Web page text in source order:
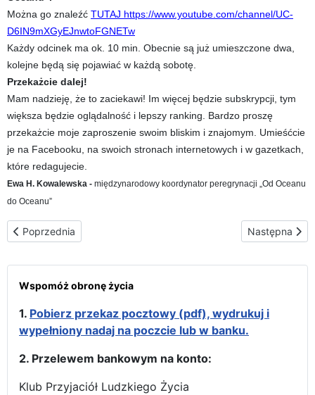
Można go znaleźć TUTAJ https://www.youtube.com/channel/UC-
D6IN9mXGyEJnwtoFGNETw
Każdy odcinek ma ok. 10 min. Obecnie są już umieszczone dwa,
kolejne będą się pojawiać w każdą sobotę.
Przekażcie dalej!
Mam nadzieję, że to zaciekawi! Im więcej będzie subskrypcji, tym
większa będzie oglądalność i lepszy ranking. Bardzo proszę
przekażcie moje zaproszenie swoim bliskim i znajomym. Umieśćcie
je na Facebooku, na swoich stronach internetowych i w gazetkach,
które redagujecie.
Ewa H. Kowalewska - międzynarodowy koordynator peregrynacji „Od Oceanu
do Oceanu”
Poprzednia strona: Już po wizycie u “kosmetyczki” w Ekwadorze!
Poprzednia Następna
Następna
Wspomóż obronę życia
1. Pobierz przekaz pocztowy (pdf), wydrukuj i
wypełniony nadaj na poczcie lub w banku.
2. Przelewem bankowym na konto:
Klub Przyjaciół Ludzkiego Życia